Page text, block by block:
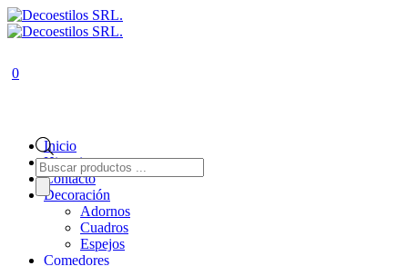
Búsqueda
de
productos
0
Inicio
Historia
Contacto
Decoración
Adornos
Cuadros
Espejos
Comedores